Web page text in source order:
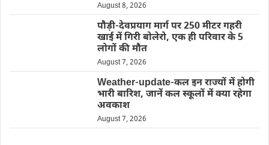
August 8, 2026
पौड़ी-देवप्रयाग मार्ग पर 250 मीटर गहरी
खाई में गिरी बोलेरो, एक ही परिवार के 5
लोगों की मौत
August 7, 2026
Weather-update-कल इन राज्यों में होगी
भारी बारिश, जानें कल स्कूलों में क्या रहेगा
अवकाश
August 7, 2026